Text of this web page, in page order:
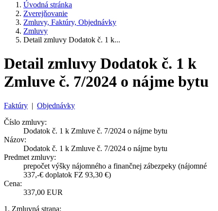
Úvodná stránka
Zverejňovanie
Zmluvy, Faktúry, Objednávky
Zmluvy
Detail zmluvy Dodatok č. 1 k...
Detail zmluvy Dodatok č. 1 k
Zmluve č. 7/2024 o nájme bytu
Faktúry | Objednávky
Číslo zmluvy:
Dodatok č. 1 k Zmluve č. 7/2024 o nájme bytu
Názov:
Dodatok č. 1 k Zmluve č. 7/2024 o nájme bytu
Predmet zmluvy:
prepočet výšky nájomného a finančnej zábezpeky (nájomné
337,-€ doplatok FZ 93,30 €)
Cena:
337,00 EUR
1. Zmluvná strana: